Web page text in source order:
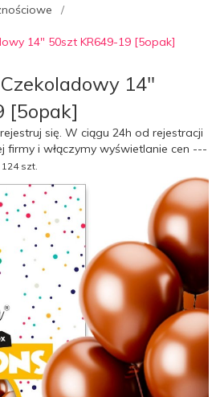
14" 50szt KR649-19 [5opak]
14"
[5opak]
się. W ciągu 24h od rejestracji
firmy i włączymy wyświetlanie cen ---
124 szt.